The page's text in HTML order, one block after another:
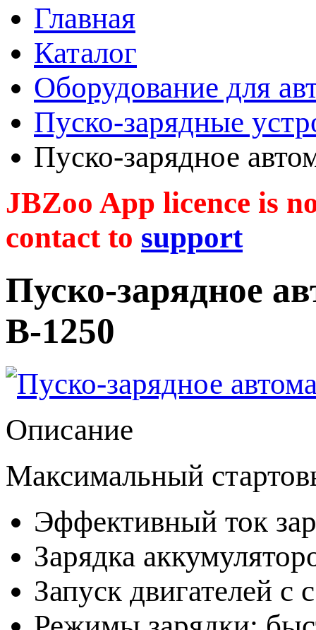
Главная
Каталог
Оборудование для
Пуско-зарядные
Пуско-зарядное
JBZoo App licence is
contact to support
Пуско-зарядное
В-1250
Описание
Максимальный
Эффективный ток
Зарядка
Запуск двигателей